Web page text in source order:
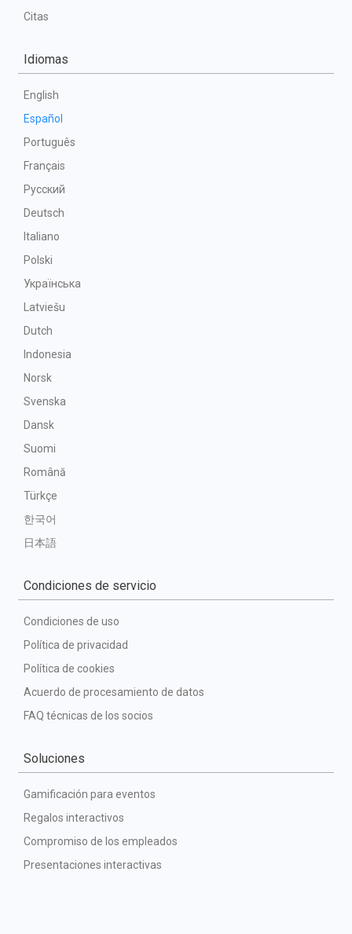
Citas
Idiomas
English
Español
Português
Français
Русский
Deutsch
Italiano
Polski
Українська
Latviešu
Dutch
Indonesia
Norsk
Svenska
Dansk
Suomi
Română
Türkçe
한국어
日本語
Condiciones de servicio
Condiciones de uso
Política de privacidad
Política de cookies
Acuerdo de procesamiento de datos
FAQ técnicas de los socios
Soluciones
Gamificación para eventos
Regalos interactivos
Compromiso de los empleados
Presentaciones interactivas